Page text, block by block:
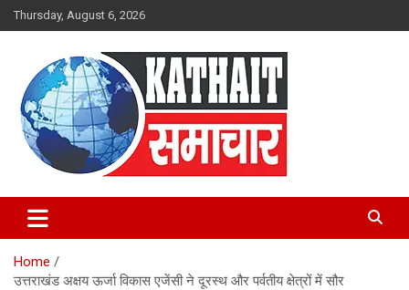
Skip
to
Thursday, August 6, 2026
Kathait Samachar – Latest
Uttarakhand News in Hindi,
Uttarakhand News Headlines
Home
उत्तराखंड अक्षय ऊर्जा विकास एजेंसी ने दूरस्थ और पर्वतीय क्षेत्रों में सौर